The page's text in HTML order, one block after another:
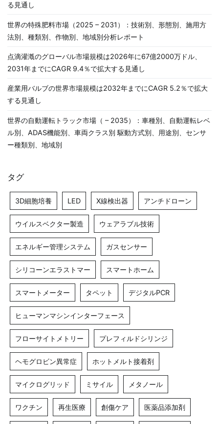
る見通し
世界の特殊肥料市場（2025 – 2031）：技術別、形態別、施用方
法別、種類別、作物別、地域別分析レポート
点滴灌漑のグローバル市場規模は2026年に67億2000万ドル、
2031年までにCAGR 9.4％で拡大する見通し
産業用バルブの世界市場規模は2032年までにCAGR 5.2％で拡大
する見通し
世界の自動運転トラック市場（ – 2035）：車種別、自動運転レベ
ル別、ADAS機能別、車両クラス別 駆動方式別、用途別、センサ
ー種類別、地域別
タグ
3D細胞培養 LED X線検出器 アンチドローン
ウイルスベクター製造 ウェアラブル技術
エネルギー管理システム ガスセンサー
シリコーンエラストマー スマートホーム
スマートメーター タペット デジタルPCR
ヒューマンマシンインターフェース
フローサイトメトリー プレフィルドシリンジ
ヘモグロビン異常症 ホットメルト接着剤
マイクログリッド ミサイル メタノール
ワクチン 再生医療 創傷ケア 医薬品添加剤